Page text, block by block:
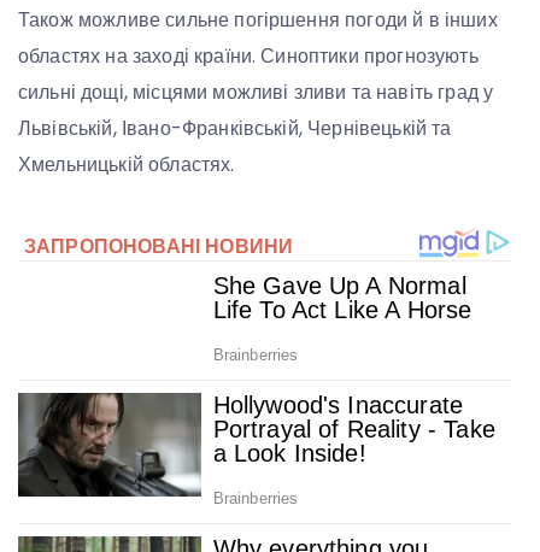
Також можливе сильне погіршення погоди й в інших
областях на заході країни. Синоптики прогнозують
сильні дощі, місцями можливі зливи та навіть град у
Львівській, Івано-Франківській, Чернівецькій та
Хмельницькій областях.